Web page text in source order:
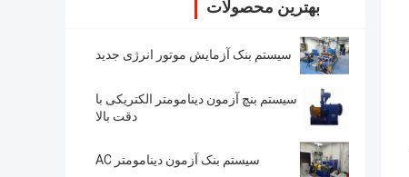
بهترین محصولات
سیستم بنک آزمایش موتور انرژی جدید
سیستم بنچ آزمون دینامومتر الکتریکی با
دقت بالا
سیستم بنک آزمون دینامومتر AC